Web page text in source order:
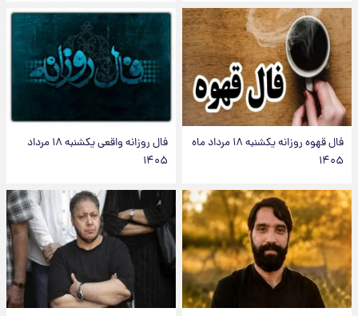
فال قهوه روزانه یکشنبه ۱۸ مرداد ماه
۱۴۰۵
فال روزانه واقعی یکشنبه ۱۸ مرداد
۱۴۰۵